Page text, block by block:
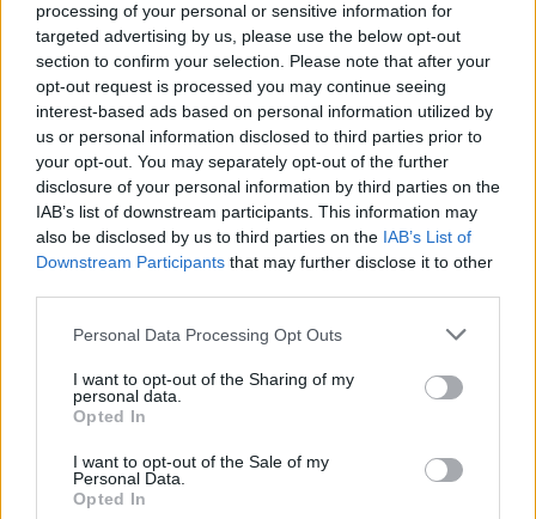
processing of your personal or sensitive information for
targeted advertising by us, please use the below opt-out
section to confirm your selection. Please note that after your
opt-out request is processed you may continue seeing
interest-based ads based on personal information utilized by
us or personal information disclosed to third parties prior to
your opt-out. You may separately opt-out of the further
disclosure of your personal information by third parties on the
IAB’s list of downstream participants. This information may
also be disclosed by us to third parties on the IAB’s List of
Downstream Participants that may further disclose it to other
Personal Data Processing Opt Outs
I want to opt-out of the Sharing of my
personal data.
Opted In
I want to opt-out of the Sale of my
Personal Data.
Opted In
ΥΓΕΊΑ ΤΟΥ
Ινστιτούτο Prolepsis : Τα
μικρότερα παιδιά επιλέγουν την
υγιεινή διατροφή
18 Οκτωβρίου 2022
Αυτή η διατροφική συνήθεια
μπορεί να μειώσει τον κίνδυνο
θανάτου κατά 27%
18 Οκτωβρίου 2022
2
9 πράγματα που δεν πρέπει να
λέτε σε έναν επισκέπτη